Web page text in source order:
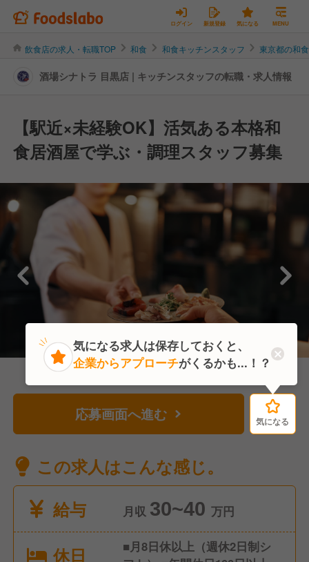
ログイン 新規登録 気になる MENU
飲食店の求人・転職TOP 和食 和食キッチンスタッフ 東京都の和
酒場シナトラ 目黒店 | キッチンスタッフの転職・求人情報
【駅近×未経験OK】活気ある本格和
食居酒屋で学ぶ・調理スタッフ募集
応募画面へ進む 気になる
この求人はこんな感じ。
給与
月収 30~40 万円
休日
■月8日休以上（週休2日制シ
気になる
気になる求人は保存しておくと、
企業からアプローチがくるかも...！？